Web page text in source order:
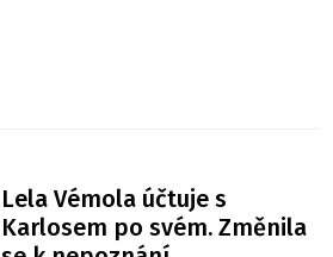
Lela Vémola účtuje s
Karlosem po svém. Změnila